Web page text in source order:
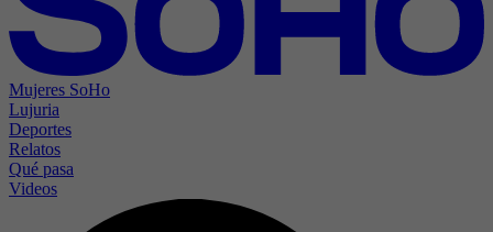
Mujeres SoHo
Lujuria
Deportes
Relatos
Qué pasa
Videos